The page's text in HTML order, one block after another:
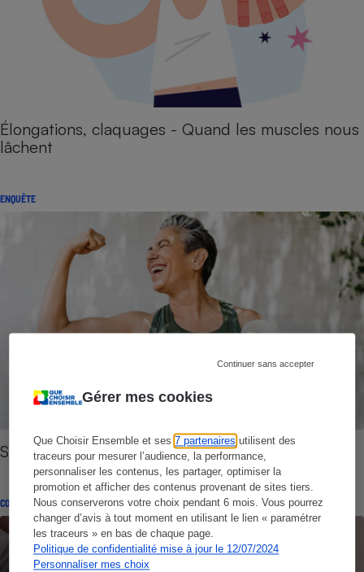
Gérer mes cookies
Que Choisir Ensemble et ses7 partenaires utilisent des
traceurs pour mesurer l’audience, la performance,
personnaliser les contenus, les partager, optimiser la
promotion et afficher des contenus provenant de sites tiers.
Nous conserverons votre choix pendant 6 mois. Vous pourrez
changer d’avis à tout moment en utilisant le lien « paramétrer
les traceurs » en bas de chaque page.
Politique de confidentialité mise à jour le 12/07/2024
Personnaliser mes choix
Continuer sans accepter
Élongations, claquages - Quand les muscles nous
lâchent
ENQUÊTE
Santé - À quoi servent les muscles
CONSEILS